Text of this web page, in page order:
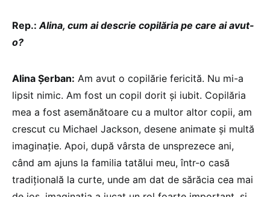
Rep.: Alina, cum ai descrie copilăria pe care ai avut-
o?
Alina Șerban: Am avut o copilărie fericită. Nu mi-a
lipsit nimic. Am fost un copil dorit și iubit. Copilăria
mea a fost asemănătoare cu a multor altor copii, am
crescut cu Michael Jackson, desene animate și multă
imaginație. Apoi, după vârsta de unsprezece ani,
când am ajuns la familia tatălui meu, într-o casă
tradițională la curte, unde am dat de sărăcia cea mai